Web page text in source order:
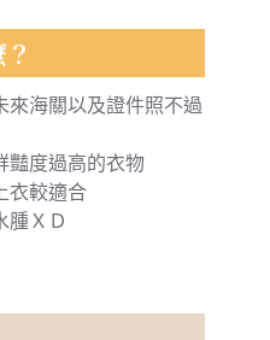
來海關以及證件照不過
豔度過高的衣物
衣較適合
腫ＸＤ